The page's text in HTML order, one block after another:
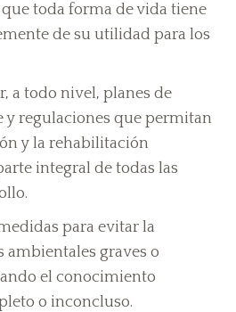
toda forma de vida tiene
de su utilidad para los
a todo nivel, planes de
y regulaciones que permitan
y la rehabilitación
integral de todas las
para evitar la
graves o
el conocimiento
o inconcluso.